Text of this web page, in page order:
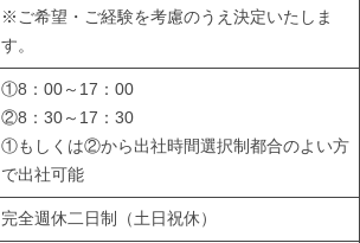
※ご希望・ご経験を考慮のうえ決定いたしま
す。
①8：00～17：00
②8：30～17：30
①もしくは②から出社時間選択制都合のよい方
で出社可能
完全週休二日制（土日祝休）